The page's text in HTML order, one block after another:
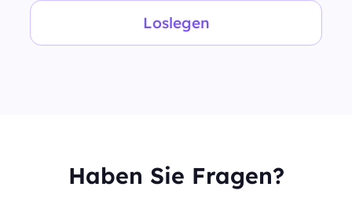
Loslegen
Haben Sie Fragen?